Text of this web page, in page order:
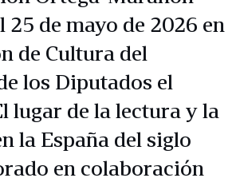
25 de mayo de 2026 en
de Cultura del
los Diputados el
lugar de la lectura y la
la España del siglo
en colaboración